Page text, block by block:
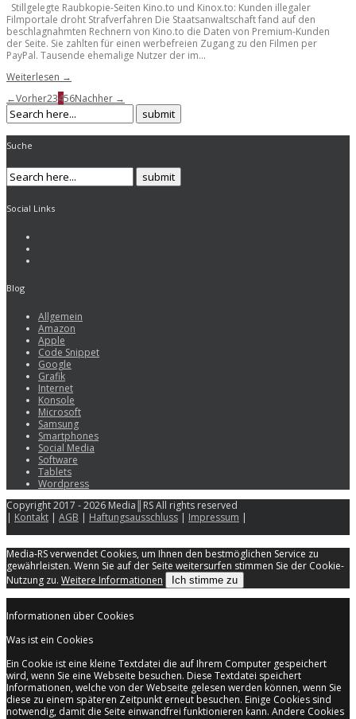
Stillgelegte Raubkopie-Seiten Kino.to und Kinox.to: Kunden illegaler
Filmportale droht Strafverfahren Die Staatsanwaltschaft fand auf den
beschlagnahmten Rechnern von Kino.to die Daten von Premium-Kunden
der Seite. Sie zahlten für einen werbefreien Zugang zu den Filmen per
PayPal. Tausende ehemalige Nutzer der im...
Weiterlesen →
←Vorher23456Nachher →
Suche
Social Links
Blog
Allgemein
Amazon
Apple
Code Snippet
Google
Grafik
Internet
Konsole
Microsoft
Samsung
Smartphones
Social Media
Software
Tablets
Wordpress
Copyright 2017 - 2026 Media║RS All rights reserved
| Kontakt | AGB | Haftungsausschluss | Impressum |
Media-RS verwendet Cookies, um Ihnen den bestmöglichen Service zu
gewährleisten. Wenn Sie auf der Seite weitersurfen stimmen Sie der Cookie-
Nutzung zu. Weitere Informationen Ich stimme zu
Informationen über Cookies
Was ist ein Cookies
Ein Cookie ist eine kleine Textdatei die auf Ihrem Computer gespeichert
wird, wenn Sie eine Webseite besuchen. Diese Textdatei speichert
Informationen, welche von der Webseite gelesen werden können, wenn Sie
diese zu einem späteren Zeitpunkt erneut besuchen. Einige Cookies sind
notwendig, damit die Seite einwandfrei funktionieren kann. Andere Cookies